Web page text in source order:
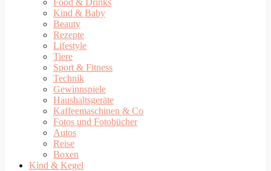
Food & Drinks
Kind & Baby
Beauty
Rezepte
Lifestyle
Tiere
Sport & Fitness
Technik
Gewinnspiele
Haushaltsgeräte
Kaffeemaschinen & Co
Fotos und Fotobücher
Autos
Reise
Boxen
Kind & Kegel